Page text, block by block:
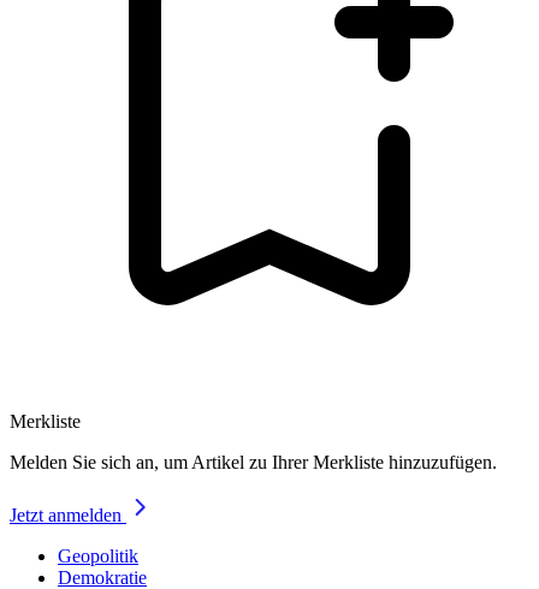
Merkliste
Melden Sie sich an, um Artikel zu Ihrer Merkliste hinzuzufügen.
Jetzt anmelden
Geopolitik
Demokratie